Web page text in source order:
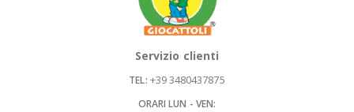
Servizio clienti
TEL: +39 3480437875
ORARI LUN - VEN: